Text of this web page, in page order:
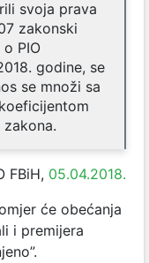
svoja prava
zakonski
PIO
godine, se
se množi sa
FBiH, 05.04.2018.
će obećanja
i premijera